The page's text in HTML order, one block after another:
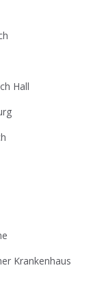
Hall
Krankenhaus